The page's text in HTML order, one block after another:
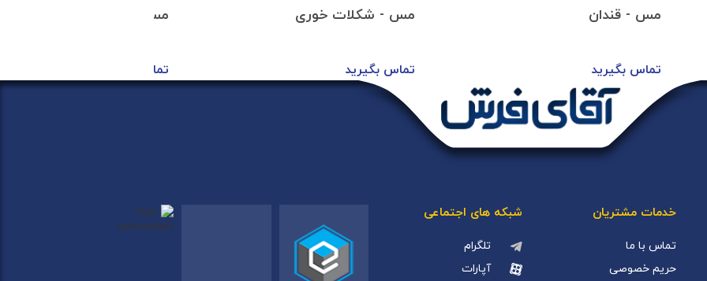
مس - قندان
تماس بگیرید
مس - شکلات خوری
تماس بگیرید
مس - آجیل خوری
تماس بگیرید
خدمات مشتریان
تماس با ما
حریم خصوصی
شبکه های اجتماعی
تلگرام
آپارات